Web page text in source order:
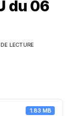
du 06
LECTURE
1.83 MB